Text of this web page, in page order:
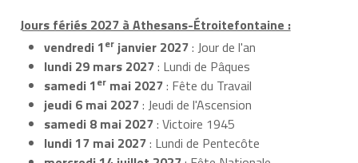
Jours fériés 2027 à Athesans-Étroitefontaine :
vendredi 1er janvier 2027: Jour de l'an
lundi 29 mars 2027: Lundi de Pâques
samedi 1er mai 2027: Fête du Travail
jeudi 6 mai 2027: Jeudi de l'Ascension
samedi 8 mai 2027: Victoire 1945
lundi 17 mai 2027: Lundi de Pentecôte